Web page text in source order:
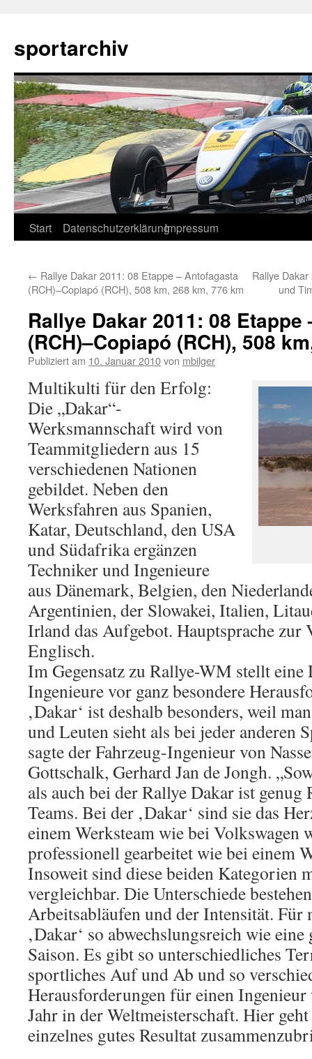
sportarchiv
Zum
springen
Start DatenschutzerklärungImpressum
← Rallye Dakar 2011: 08 Etappe – Antofagasta
(RCH)–Copiapó (RCH), 508 km, 268 km, 776 km
Rallye
und
Rallye Dakar 2011: 08
(RCH)–Copiapó (RCH), 508
Publiziert am 10. Januar 2010von mbilger
Multikulti für den Erfolg:
Die „Dakar“-
Werksmannschaft wird von
Teammitgliedern aus 15
verschiedenen Nationen
gebildet. Neben den
Werksfahren aus Spanien,
Katar, Deutschland, den USA
und Südafrika ergänzen
Techniker und Ingenieure
aus Dänemark, Belgien, den
Argentinien, der Slowakei, Italien,
Irland das Aufgebot. Hauptsprache zur
Englisch.
Im Gegensatz zu Rallye-WM stellt eine
Ingenieure vor ganz besondere
‚Dakar‘ ist deshalb besonders, weil
und Leuten sieht als bei jeder anderen
sagte der Fahrzeug-Ingenieur von
Gottschalk, Gerhard Jan de Jongh.
als auch bei der Rallye Dakar ist
Teams. Bei der ‚Dakar‘ sind sie das
einem Werksteam wie bei Volkswagen
professionell gearbeitet wie bei einem
Insoweit sind diese beiden Kategorien
vergleichbar. Die Unterschiede
Arbeitsabläufen und der Intensität. Für
‚Dakar‘ so abwechslungsreich wie
Saison. Es gibt so unterschiedliches
sportliches Auf und Ab und so
Herausforderungen für einen Ingenieur
Jahr in der Weltmeisterschaft. Hier
einzelnes gutes Resultat